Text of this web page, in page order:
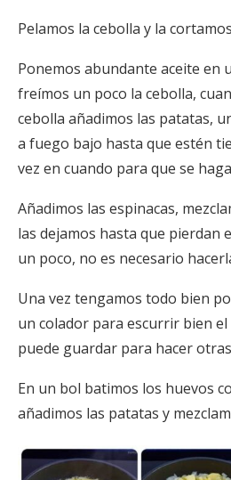
Pelamos la cebolla y la
Ponemos abundante aceite en
freímos un poco la cebolla,
cebolla añadimos las patatas,
a fuego bajo hasta que estén
vez en cuando para que se
Añadimos las espinacas,
las dejamos hasta que pierdan
un poco, no es necesario
Una vez tengamos todo bien
un colador para escurrir bien el
puede guardar para hacer
En un bol batimos los huevos
añadimos las patatas y